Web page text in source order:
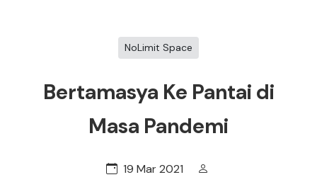
NoLimit Space
Bertamasya Ke Pantai di
Masa Pandemi
19 Mar 2021